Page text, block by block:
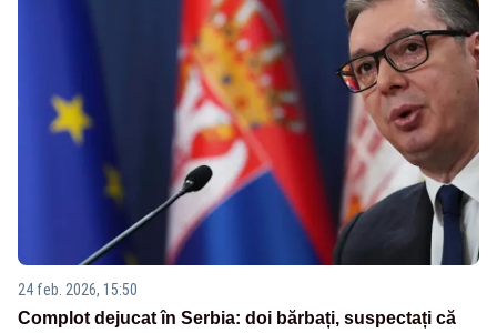
24 feb. 2026, 15:50
Complot dejucat în Serbia: doi bărbați, suspectați că